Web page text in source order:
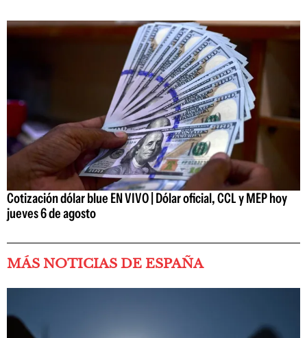
Cotización dólar blue EN VIVO | Dólar oficial, CCL y MEP hoy
jueves 6 de agosto
MÁS NOTICIAS DE ESPAÑA